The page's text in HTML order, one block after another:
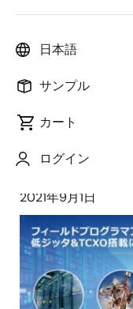
日本語
サンプル
カート
ログイン
～最大
を設定可能、
135fsの位相
に温度変動を
2021年9月1日